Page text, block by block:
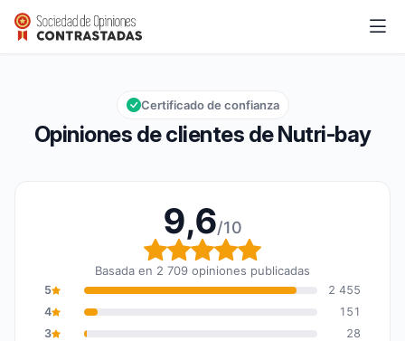
Nutri-bay
Calificación global: 9,6 de 10
9,6/10
Opiniones de clientes de Nutri-bay
Certificado de confianza
9,6/10
Calificación global: 9,6
Basada en 2 709 opiniones publicadas
5
2 455
4
151
3
28